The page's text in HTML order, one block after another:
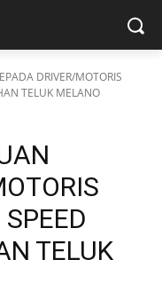
DRIVER/MOTORIS
TELUK MELANO
TELUK